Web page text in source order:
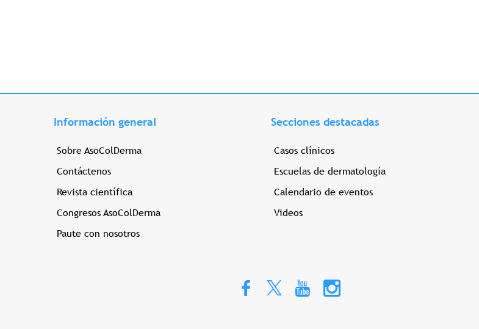
Información general
Sobre AsoColDerma
Contáctenos
Revista científica
Congresos AsoColDerma
Paute con nosotros
Secciones destacadas
Casos clínicos
Escuelas de dermatología
Calendario de eventos
Videos